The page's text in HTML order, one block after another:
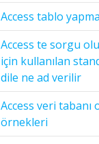
Access tablo
Access te sorgu
için kullanılan
dile ne ad verilir
Access veri tabanı
örnekleri